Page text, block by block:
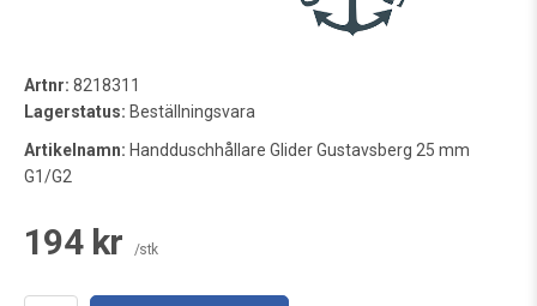
Artnr: 8218311
Lagerstatus: Beställningsvara
Artikelnamn: Handduschhållare Glider Gustavsberg 25 mm
G1/G2
194 kr /stk